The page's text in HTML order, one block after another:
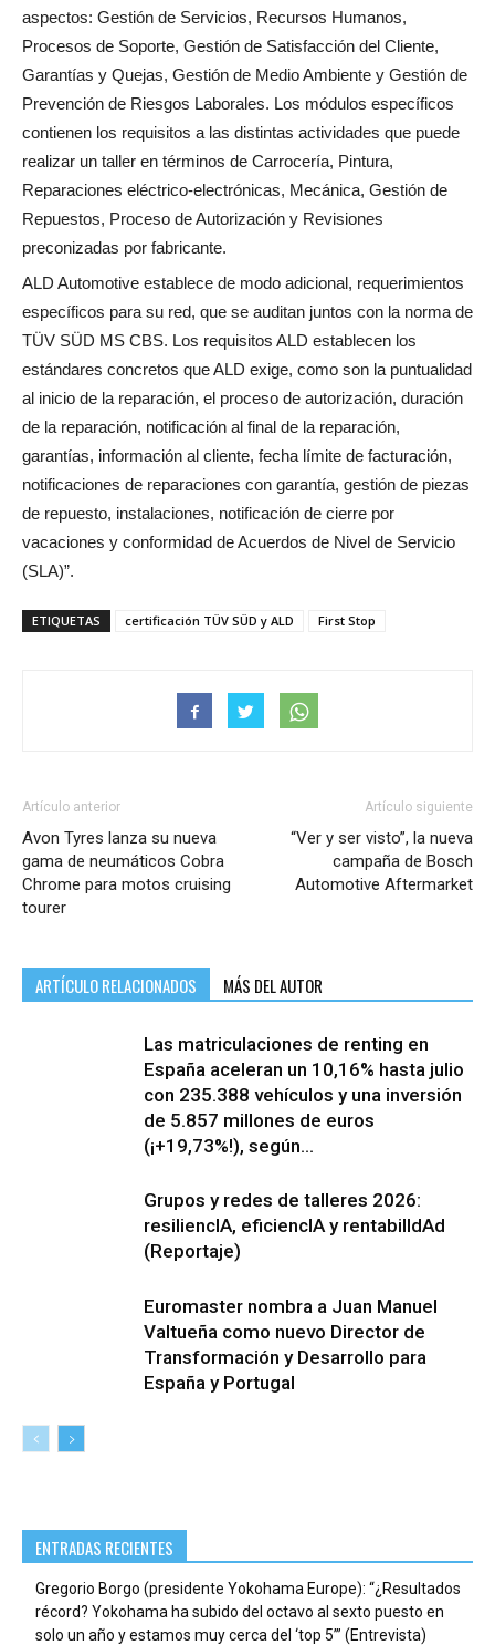
aspectos: Gestión de Servicios, Recursos Humanos,
Procesos de Soporte, Gestión de Satisfacción del Cliente,
Garantías y Quejas, Gestión de Medio Ambiente y Gestión de
Prevención de Riesgos Laborales. Los módulos específicos
contienen los requisitos a las distintas actividades que puede
realizar un taller en términos de Carrocería, Pintura,
Reparaciones eléctrico-electrónicas, Mecánica, Gestión de
Repuestos, Proceso de Autorización y Revisiones
preconizadas por fabricante.
ALD Automotive establece de modo adicional, requerimientos
específicos para su red, que se auditan juntos con la norma de
TÜV SÜD MS CBS. Los requisitos ALD establecen los
estándares concretos que ALD exige, como son la puntualidad
al inicio de la reparación, el proceso de autorización, duración
de la reparación, notificación al final de la reparación,
garantías, información al cliente, fecha límite de facturación,
notificaciones de reparaciones con garantía, gestión de piezas
de repuesto, instalaciones, notificación de cierre por
vacaciones y conformidad de Acuerdos de Nivel de Servicio
(SLA)”.
ETIQUETAS certificación TÜV SÜD y ALD First Stop
Artículo anterior
Avon Tyres lanza su nueva
gama de neumáticos Cobra
Chrome para motos cruising
tourer
Artículo siguiente
“Ver y ser visto”, la nueva
campaña de Bosch
Automotive Aftermarket
ARTÍCULO RELACIONADOS MÁS DEL AUTOR
Las matriculaciones de renting en
España aceleran un 10,16% hasta julio
con 235.388 vehículos y una inversión
de 5.857 millones de euros
(¡+19,73%!), según...
Grupos y redes de talleres 2026:
resiliencIA, eficiencIA y rentabilIdAd
(Reportaje)
Euromaster nombra a Juan Manuel
Valtueña como nuevo Director de
Transformación y Desarrollo para
España y Portugal
ENTRADAS RECIENTES
Gregorio Borgo (presidente Yokohama Europe): “¿Resultados
récord? Yokohama ha subido del octavo al sexto puesto en
solo un año y estamos muy cerca del ‘top 5’” (Entrevista)